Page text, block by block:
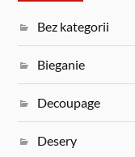
Bez kategorii
Bieganie
Decoupage
Desery